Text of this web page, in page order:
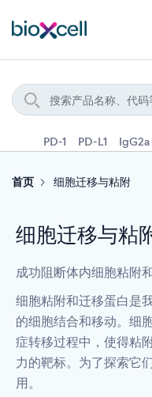
PD-1 PD-L1 IgG2a
首页 细胞迁移与粘附
细胞迁移与粘
成功阻断体内细胞粘附
细胞粘附和迁移蛋白是
的细胞结合和移动。细
症转移过程中，使得粘
力的靶标。为了探索它
用。